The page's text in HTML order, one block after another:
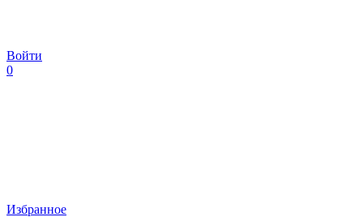
Войти
0
Избранное